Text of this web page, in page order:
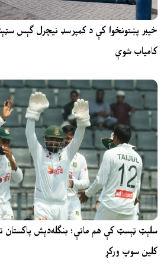
خیبر پښتونخوا کې د کمپرسډ نیچرل ګېس
کامیاب شوې
سلېټ ټېسټ کې هم ماتې؛ بنګله‌دېش پاکستان
کلین سوپ ورکړ